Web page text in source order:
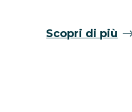
Scopri di più